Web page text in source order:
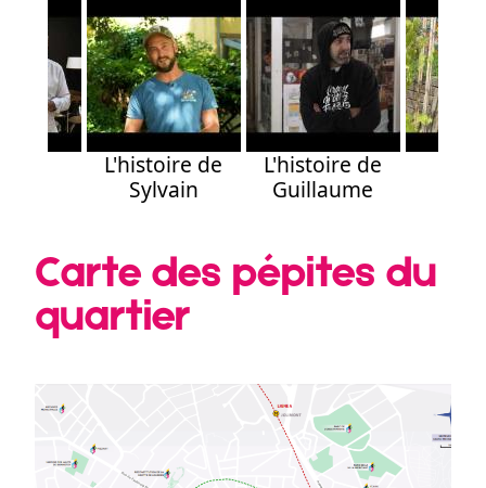
L'histoire de
Sylvain
L'histoire de
Guillaume
Carte des pépites du
quartier